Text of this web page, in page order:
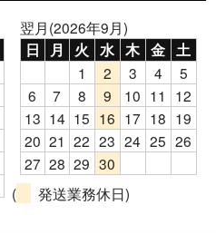
翌月(2026年9月)
日 月 火 水 木 金 土
1 2 3 4
5
6
7 8 9 10 11
12
13 14 15 16 17 18 19
20 21 22 23 24 25 26
27 28 29 30
(
発送業務休日)